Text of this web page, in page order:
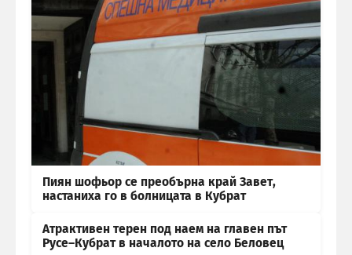
Пиян шофьор се преобърна край Завет,
настаниха го в болницата в Кубрат
Атрактивен терен под наем на главен път
Русе–Кубрат в началото на село Беловец